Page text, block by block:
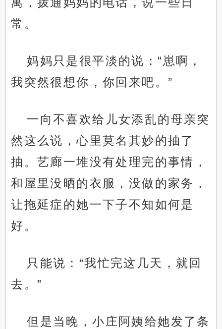
常。
妈妈只是很平淡的说：“崽啊，
我突然很想你，你回来吧。”
一向不喜欢给儿女添乱的母亲突
然这么说，心里莫名其妙的抽了
抽。艺廊一堆没有处理完的事情，
和屋里没晒的衣服，没做的家务，
让拖延症的她一下子不知如何是
好。
只能说：“我忙完这几天，就回
去。”
但是当晚，小庄阿姨给她发了条